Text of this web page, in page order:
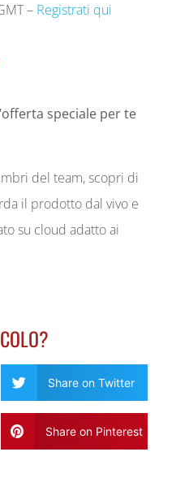
– Registrati qui
speciale per te
del team, scopri di
il prodotto dal vivo e
su cloud adatto ai
Share on Twitter
Share on Pinterest